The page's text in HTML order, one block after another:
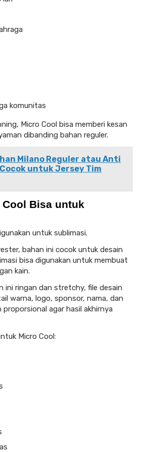
komunitas
Micro Cool bisa memberi kesan
dibanding bahan reguler.
Milano Reguler atau Anti
Cocok untuk Jersey Tim
Bisa untuk
untuk sublimasi.
bahan ini cocok untuk desain
bisa digunakan untuk membuat
kain.
ini ringan dan stretchy, file desain
warna, logo, sponsor, nama, dan
agar hasil akhirnya
Micro Cool: